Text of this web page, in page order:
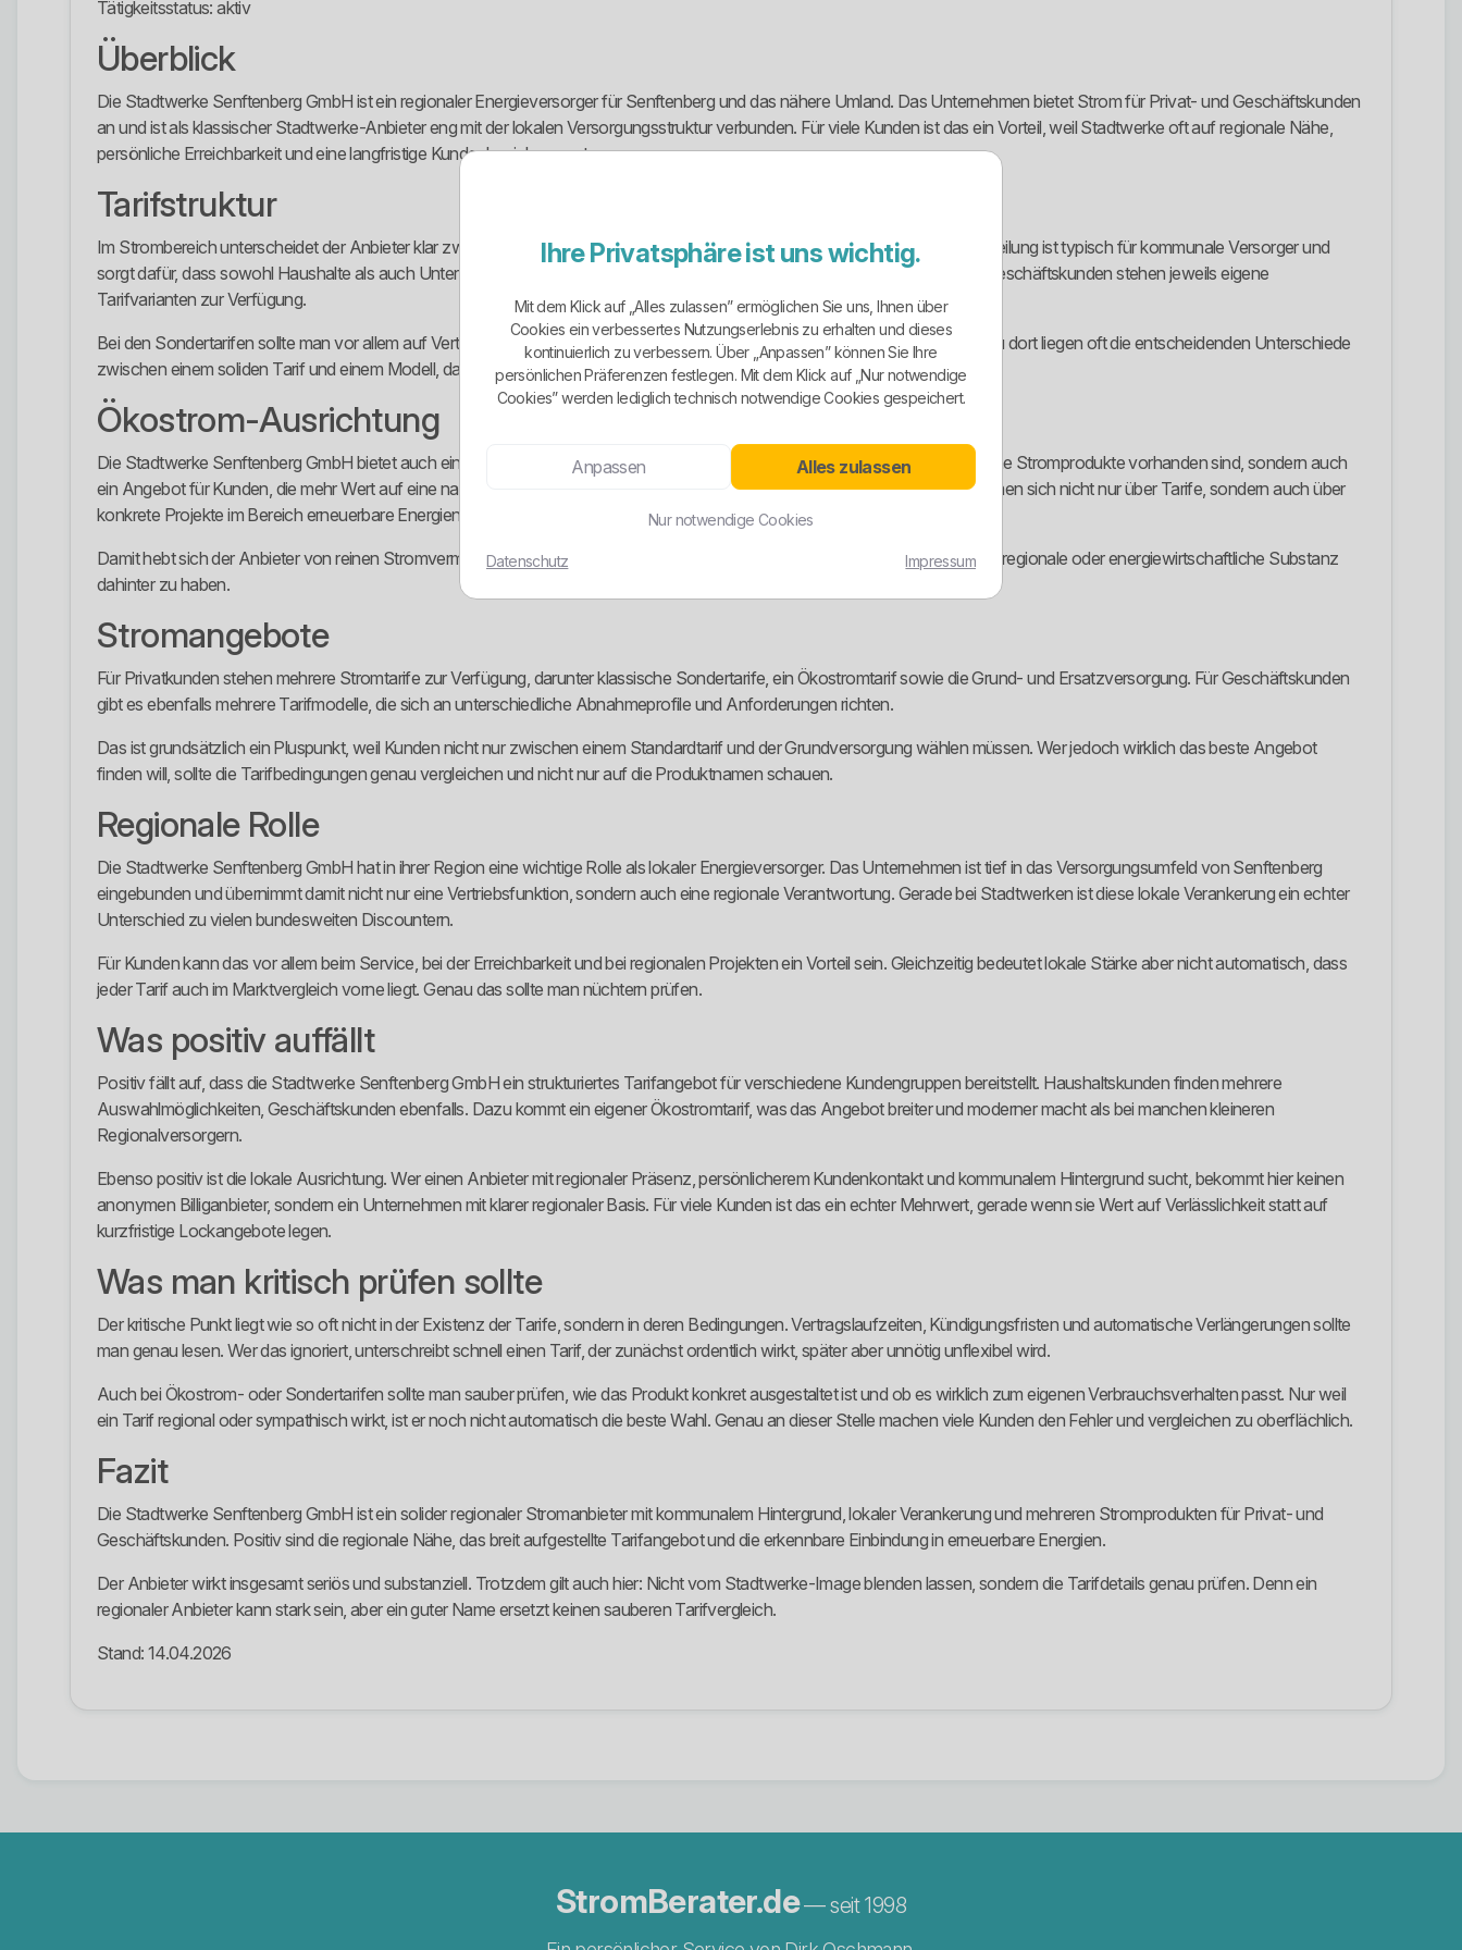
Tätigkeitsstatus: aktiv
Überblick
Die Stadtwerke Senftenberg GmbH ist ein regionaler Energieversorger für Senftenberg und das nähere Umland. Das Unternehmen bietet Strom für Privat- und Geschäftskunden
an und ist als klassischer Stadtwerke-Anbieter eng mit der lokalen Versorgungsstruktur verbunden. Für viele Kunden ist das ein Vorteil, weil Stadtwerke oft auf regionale Nähe,
persönliche Erreichbarkeit und eine langfristige Kundenbeziehung setzen.
Tarifstruktur
Im Strombereich unterscheidet der Anbieter klar zwischen Grundversorgung, Ersatzversorgung und Sondertarifen. Diese Aufteilung ist typisch für kommunale Versorger und
sorgt dafür, dass sowohl Haushalte als auch Unternehmen passende Vertragsmodelle finden können. Für Privatkunden und Geschäftskunden stehen jeweils eigene
Tarifvarianten zur Verfügung.
Bei den Sondertarifen sollte man vor allem auf Vertragslaufzeit, Kündigungsfrist und automatische Verlängerung achten. Genau dort liegen oft die entscheidenden Unterschiede
zwischen einem soliden Tarif und einem Modell, das im zweiten Vertragsjahr weniger attraktiv wird.
Ökostrom-Ausrichtung
Die Stadtwerke Senftenberg GmbH bietet auch einen eigenen Ökostromtarif an. Das ist positiv, weil dadurch nicht nur klassische Stromprodukte vorhanden sind, sondern auch
ein Angebot für Kunden, die mehr Wert auf eine nachhaltigere Stromversorgung legen. Zusätzlich fällt auf, dass das Unternehmen sich nicht nur über Tarife, sondern auch über
konkrete Projekte im Bereich erneuerbare Energien positioniert.
Damit hebt sich der Anbieter von reinen Stromvermarktern ab, die lediglich Standardprodukte vertreiben, ohne eine erkennbare regionale oder energiewirtschaftliche Substanz
dahinter zu haben.
Stromangebote
Für Privatkunden stehen mehrere Stromtarife zur Verfügung, darunter klassische Sondertarife, ein Ökostromtarif sowie die Grund- und Ersatzversorgung. Für Geschäftskunden
gibt es ebenfalls mehrere Tarifmodelle, die sich an unterschiedliche Abnahmeprofile und Anforderungen richten.
Das ist grundsätzlich ein Pluspunkt, weil Kunden nicht nur zwischen einem Standardtarif und der Grundversorgung wählen müssen. Wer jedoch wirklich das beste Angebot
finden will, sollte die Tarifbedingungen genau vergleichen und nicht nur auf die Produktnamen schauen.
Regionale Rolle
Die Stadtwerke Senftenberg GmbH hat in ihrer Region eine wichtige Rolle als lokaler Energieversorger. Das Unternehmen ist tief in das Versorgungsumfeld von Senftenberg
eingebunden und übernimmt damit nicht nur eine Vertriebsfunktion, sondern auch eine regionale Verantwortung. Gerade bei Stadtwerken ist diese lokale Verankerung ein echter
Unterschied zu vielen bundesweiten Discountern.
Für Kunden kann das vor allem beim Service, bei der Erreichbarkeit und bei regionalen Projekten ein Vorteil sein. Gleichzeitig bedeutet lokale Stärke aber nicht automatisch, dass
jeder Tarif auch im Marktvergleich vorne liegt. Genau das sollte man nüchtern prüfen.
Was positiv auffällt
Positiv fällt auf, dass die Stadtwerke Senftenberg GmbH ein strukturiertes Tarifangebot für verschiedene Kundengruppen bereitstellt. Haushaltskunden finden mehrere
Auswahlmöglichkeiten, Geschäftskunden ebenfalls. Dazu kommt ein eigener Ökostromtarif, was das Angebot breiter und moderner macht als bei manchen kleineren
Regionalversorgern.
Ebenso positiv ist die lokale Ausrichtung. Wer einen Anbieter mit regionaler Präsenz, persönlicherem Kundenkontakt und kommunalem Hintergrund sucht, bekommt hier keinen
anonymen Billiganbieter, sondern ein Unternehmen mit klarer regionaler Basis. Für viele Kunden ist das ein echter Mehrwert, gerade wenn sie Wert auf Verlässlichkeit statt auf
kurzfristige Lockangebote legen.
Was man kritisch prüfen sollte
Der kritische Punkt liegt wie so oft nicht in der Existenz der Tarife, sondern in deren Bedingungen. Vertragslaufzeiten, Kündigungsfristen und automatische Verlängerungen sollte
man genau lesen. Wer das ignoriert, unterschreibt schnell einen Tarif, der zunächst ordentlich wirkt, später aber unnötig unflexibel wird.
Auch bei Ökostrom- oder Sondertarifen sollte man sauber prüfen, wie das Produkt konkret ausgestaltet ist und ob es wirklich zum eigenen Verbrauchsverhalten passt. Nur weil
ein Tarif regional oder sympathisch wirkt, ist er noch nicht automatisch die beste Wahl. Genau an dieser Stelle machen viele Kunden den Fehler und vergleichen zu oberflächlich.
Fazit
Die Stadtwerke Senftenberg GmbH ist ein solider regionaler Stromanbieter mit kommunalem Hintergrund, lokaler Verankerung und mehreren Stromprodukten für Privat- und
Geschäftskunden. Positiv sind die regionale Nähe, das breit aufgestellte Tarifangebot und die erkennbare Einbindung in erneuerbare Energien.
Der Anbieter wirkt insgesamt seriös und substanziell. Trotzdem gilt auch hier: Nicht vom Stadtwerke-Image blenden lassen, sondern die Tarifdetails genau prüfen. Denn ein
regionaler Anbieter kann stark sein, aber ein guter Name ersetzt keinen sauberen Tarifvergleich.
Stand: 14.04.2026
StromBerater.de— seit 1998
Ihre Privatsphäre ist uns wichtig.
Mit dem Klick auf „Alles zulassen” ermöglichen Sie uns, Ihnen über
Cookies ein verbessertes Nutzungserlebnis zu erhalten und dieses
kontinuierlich zu verbessern. Über „Anpassen” können Sie Ihre
persönlichen Präferenzen festlegen. Mit dem Klick auf „Nur notwendige
Cookies” werden lediglich technisch notwendige Cookies gespeichert.
Anpassen Alles zulassen
Nur notwendige Cookies
Datenschutz Impressum